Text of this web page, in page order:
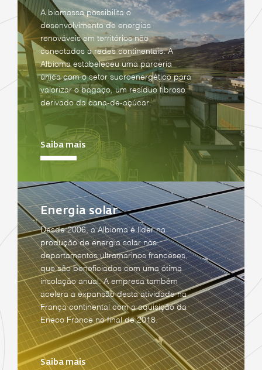
A biomassa possibilita o
desenvolvimento de energias
renováveis em territórios não
conectados a redes continentais. A
Albioma estabeleceu uma parceria
única com o setor sucroenergético para
valorizar o bagaço, um resíduo fibroso
derivado da cana-de-açúcar.
Saiba mais
Energia solar
Desde 2006, a Albioma é líder na
produção de energia solar nos
departamentos ultramarinos franceses,
que são beneficiados com uma ótima
insolação anual. A empresa também
acelera a expansão desta atividade na
França continental com a aquisição da
Eneco France no final de 2018.
Saiba mais